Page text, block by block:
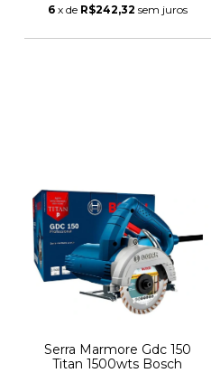
6 x de R$242,32 sem juros
Serra Marmore Gdc 150
Titan 1500wts Bosch